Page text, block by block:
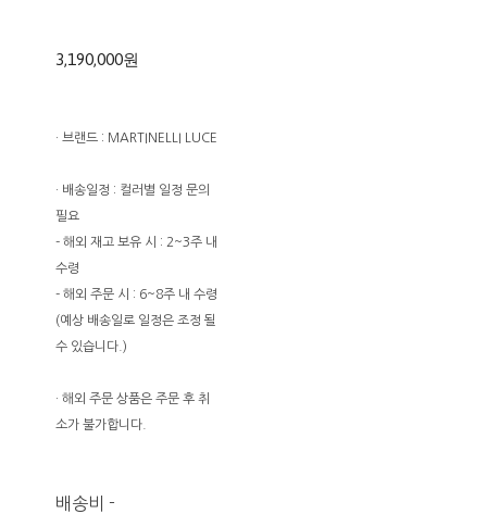
3,190,000원
· 브랜드 : MARTINELLI LUCE
· 배송일정 : 컬러별 일정 문의
필요
- 해외 재고 보유 시 : 2~3주 내
수령
- 해외 주문 시 : 6~8주 내 수령
(예상 배송일로 일정은 조정 될
수 있습니다.)
· 해외 주문 상품은 주문 후 취
소가 불가합니다.
배송비 -